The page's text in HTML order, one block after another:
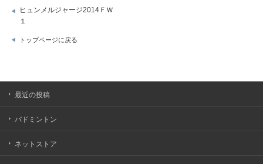
ヒュンメルジャージ2014ＦＷ
１
トップページに戻る
最近の投稿
バドミントン
ネットストア